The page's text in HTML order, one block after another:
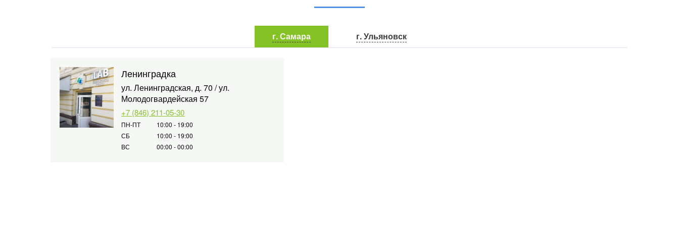
г. Самара г. Ульяновск
Ленинградка
ул. Ленинградская, д. 70 / ул.
Молодогвардейская 57
+7 (846) 211-05-30
ПН-ПТ
10:00 - 19:00
СБ
10:00 - 19:00
ВС
00:00 - 00:00